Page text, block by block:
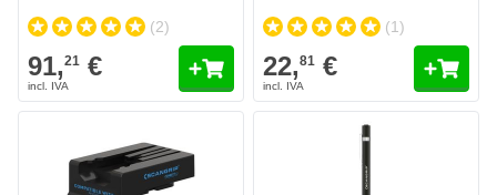
(2)
91,21 €
(1)
22,81 €